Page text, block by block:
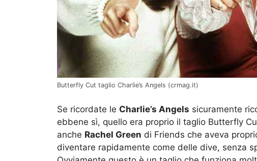
Butterfly Cut taglio Charlie’s Angels (crmag.it)
Se ricordate le Charlie’s Angels sicuramente
ebbene sì, quello era proprio il taglio Butterfly
anche Rachel Green di Friends che aveva
diventare rapidamente come delle dive, senza